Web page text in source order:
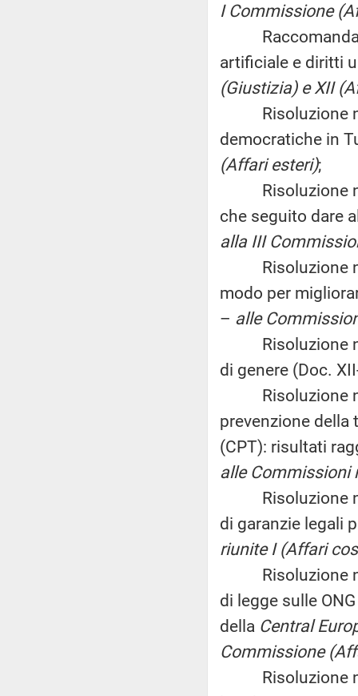
I Commissione
artificiale e diritti
(Giustizia) e XII
Risoluzione n.
democratiche in
(Affari esteri);
Risoluzione n.
che seguito dare
alla III
Risoluzione n.
modo per
– alle
Risoluzione n.
di genere (Doc.
Risoluzione n.
prevenzione della
(CPT): risultati
alle Commissioni
Risoluzione n.
di garanzie legali
riunite I (Affari
Risoluzione n.
di legge sulle
della Central
Commissione
Risoluzione n.